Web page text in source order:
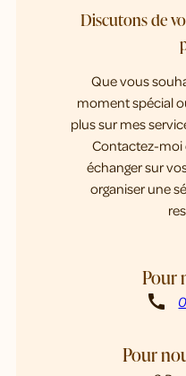
Discutons de
Que vous
moment spécial
plus sur mes
Contactez-moi
échanger sur
organiser une
Pour
call
Pour